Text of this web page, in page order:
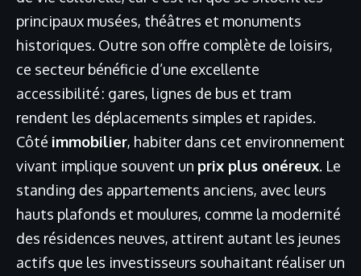
principaux musées, théâtres et monuments
historiques. Outre son offre complète de loisirs,
ce secteur bénéficie d’une excellente
accessibilité : gares, lignes de bus et tram
rendent les déplacements simples et rapides.
Côté immobilier, habiter dans cet environnement
vivant implique souvent un prix plus onéreux. Le
standing des appartements anciens, avec leurs
hauts plafonds et moulures, comme la modernité
des résidences neuves, attirent autant les jeunes
actifs que les investisseurs souhaitant réaliser un